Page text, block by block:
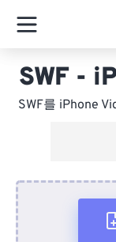
SWF -
SWF를 iPhone